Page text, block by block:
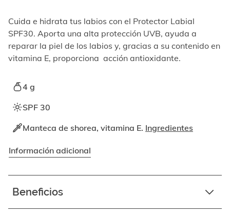
elemento
enfocable,
videos
reproducir
activando
botón
correspondiente.
Cuida e hidrata tus labios con el Protector Labial
SPF30. Aporta una alta protección UVB, ayuda a
reparar la piel de los labios y, gracias a su contenido en
vitamina E, proporciona acción antioxidante.
4 g
SPF 30
Manteca de shorea, vitamina E. Ingredientes
Información adicional
Beneficios